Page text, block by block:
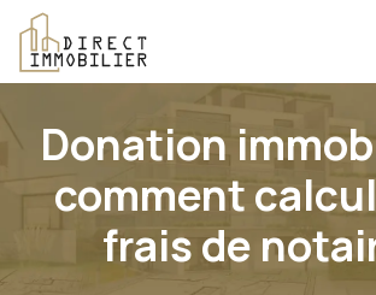
Donation
comment
frais de